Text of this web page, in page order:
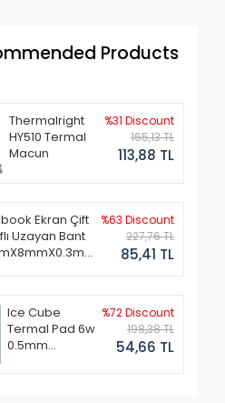
Products
Thermalright
HY510 Termal
Macun
%31 Discount
165,13 TL
113,88 TL
Ekran Çift
Uzayan Bant
%63 Discount
227,76 TL
85,41 TL
Ice Cube
Termal Pad 6w
0.5mm
%72 Discount
198,38 TL
54,66 TL